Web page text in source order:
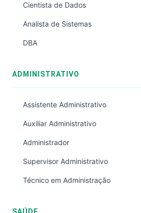
Cientista de Dados
Analista de Sistemas
DBA
ADMINISTRATIVO
Assistente Administrativo
Auxiliar Administrativo
Administrador
Supervisor Administrativo
Técnico em Administração